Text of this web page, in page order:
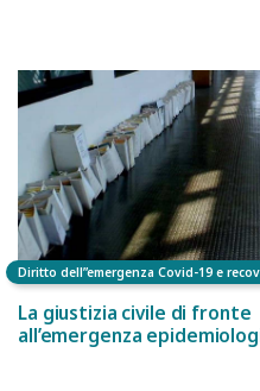
Diritto dell”emergenza Covid-19 e
La giustizia civile di fronte
all’emergenza